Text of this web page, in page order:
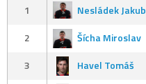
1
Nesládek Jakub
2
Šícha Miroslav
3
Havel Tomáš